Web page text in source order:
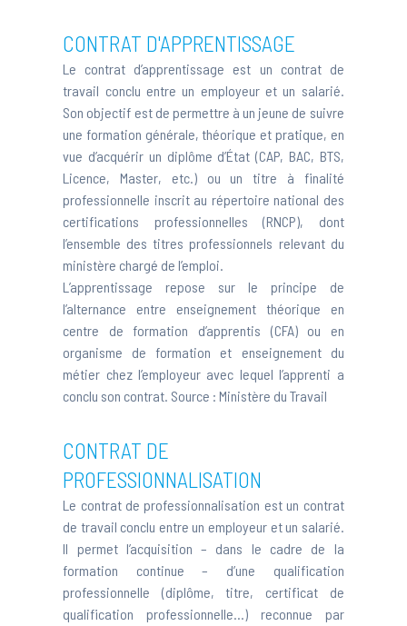
CONTRAT D'APPRENTISSAGE
Le contrat d’apprentissage est un contrat de
travail conclu entre un employeur et un salarié.
Son objectif est de permettre à un jeune de suivre
une formation générale, théorique et pratique, en
vue d’acquérir un diplôme d’État (CAP, BAC, BTS,
Licence, Master, etc.) ou un titre à finalité
professionnelle inscrit au répertoire national des
certifications professionnelles (RNCP), dont
l’ensemble des titres professionnels relevant du
ministère chargé de l’emploi.
L’apprentissage repose sur le principe de
l’alternance entre enseignement théorique en
centre de formation d’apprentis (CFA) ou en
organisme de formation et enseignement du
métier chez l’employeur avec lequel l’apprenti a
conclu son contrat. Source :Ministère du Travail
CONTRAT DE
PROFESSIONNALISATION
Le contrat de professionnalisation est un contrat
de travail conclu entre un employeur et un salarié.
Il permet l’acquisition – dans le cadre de la
formation continue – d’une qualification
professionnelle (diplôme, titre, certificat de
qualification professionnelle…) reconnue par